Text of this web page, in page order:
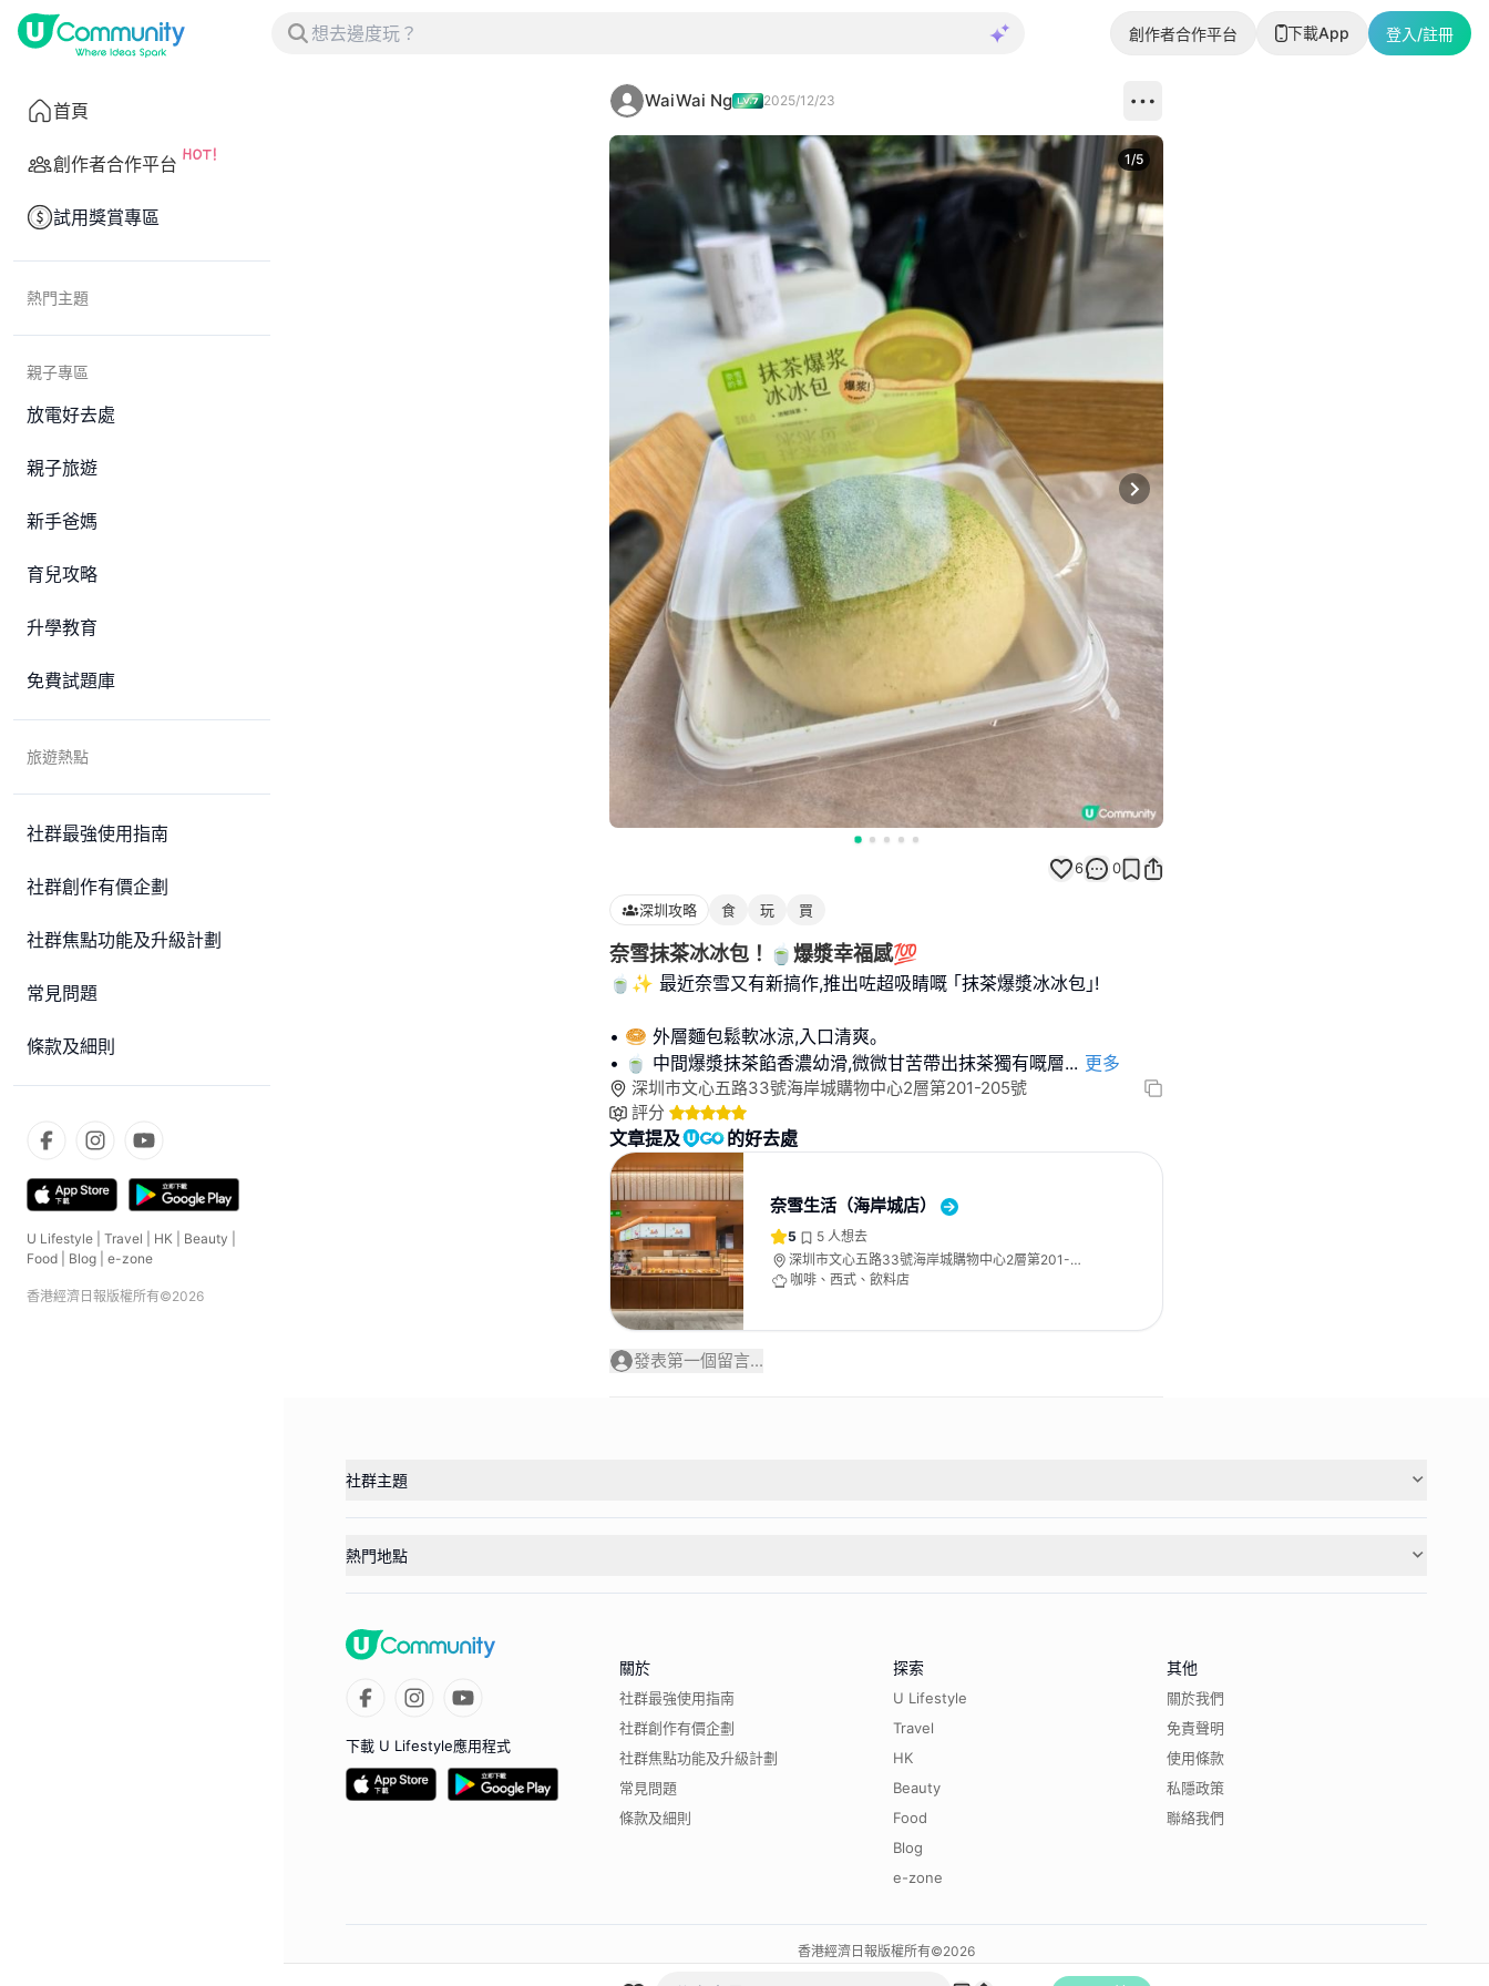
創作者合作平台 下載App 登入/註冊
首頁
創作者合作平台
試用獎賞專區
熱門主題
親子專區
放電好去處
親子旅遊
新手爸媽
育兒攻略
升學教育
免費試題庫
旅遊熱點
社群最強使用指南
社群創作有價企劃
社群焦點功能及升級計劃
常見問題
條款及細則
U Lifestyle Travel HK Beauty
Food
Blog e-zone
香港經濟日報版權所有©2026
WaiWai Ng 2025/12/23
Next slide
1/5
6 0
深圳攻略 食 玩 買
奈雪抹茶冰冰包！🍵爆漿幸福感💯
🍵✨ 最近奈雪又有新搞作,推出咗超吸睛嘅 ｢抹茶爆漿冰冰包｣!
• 🥯 外層麵包鬆軟冰涼,入口清爽｡
• 🍵 中間爆漿抹茶餡香濃幼滑,微微甘苦帶出抹茶獨有嘅層... 更多
深圳市文心五路33號海岸城購物中心2層第201-205號
評分
文章提及 的好去處
奈雪生活（海岸城店）
5 5 人想去
深圳市文心五路33號海岸城購物中心2層第201-
205號
咖啡、西式、飲料店
發表第一個留言...
社群主題
熱門地點
下載 U Lifestyle應用程式
關於
社群最強使用指南
社群創作有價企劃
社群焦點功能及升級計劃
常見問題
條款及細則
探索
U Lifestyle
Travel
HK
Beauty
Food
Blog
e-zone
其他
關於我們
免責聲明
使用條款
私隱政策
聯絡我們
香港經濟日報版權所有©2026